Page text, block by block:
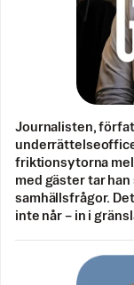
Journalisten,
friktionsytorna
med gäster tar
samhällsfrågor.
inte når – in i